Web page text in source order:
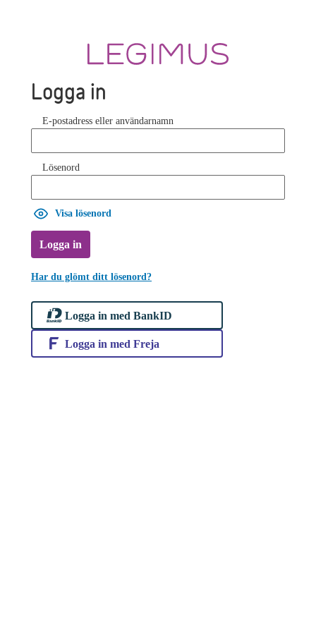
Logga in
E-postadress eller användarnamn
Lösenord
Visa lösenord
Logga in
Har du glömt ditt lösenord?
Logga in med BankID
Logga in med Freja